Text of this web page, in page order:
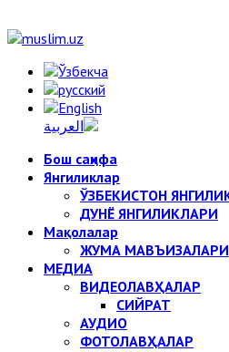
Бош саҳифа
Янгиликлар
ЎЗБЕКИСТОН
ДУНЁ ЯНГИЛИКЛАРИ
Мақолалар
ЖУМА МАВЪИЗАЛАРИ
МЕДИА
ВИДЕОЛАВҲАЛАР
СИЙРАТ
АУДИО
ФОТОЛАВҲАЛАР